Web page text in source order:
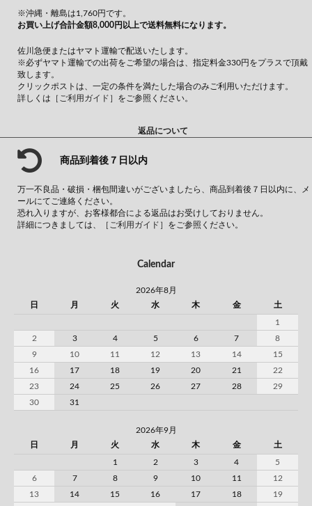
※沖縄・離島は1,760円です。
お買い上げ合計金額8,000円以上で送料無料になります。
佐川急便またはヤマト運輸で配送いたします。
※必ずヤマト運輸での出荷をご希望の場合は、指定料金330円をプラスで頂戴
致します。
クリックポストは、一定の条件を満たした場合のみご利用いただけます。
詳しくは ［ご利用ガイド］ をご参照ください。
返品について
商品到着後７日以内
万一不良品・破損・梱包間違いがございましたら、商品到着後７日以内に、メ
ールにてご連絡ください。
恐れ入りますが、お客様都合による返品はお受けしておりません。
詳細につきましては、
［ご利用ガイド］ をご参照ください。
Calendar
2026年8月
日
月 火 水 木 金 土
1
2
3 4 5 6 7
8
9
10 11 12 13 14
15
16
17 18 19 20 21
22
23
24 25 26 27 28
29
30
31
2026年9月
日
月 火 水 木 金 土
1 2 3 4
5
6
7 8 9 10 11
12
13
14 15 16 17 18
19